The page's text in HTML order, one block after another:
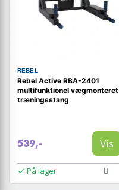
REBEL
Rebel Active RBA-2401
multifunktionel vægmonteret
træningsstang
539,- Vis
På lager